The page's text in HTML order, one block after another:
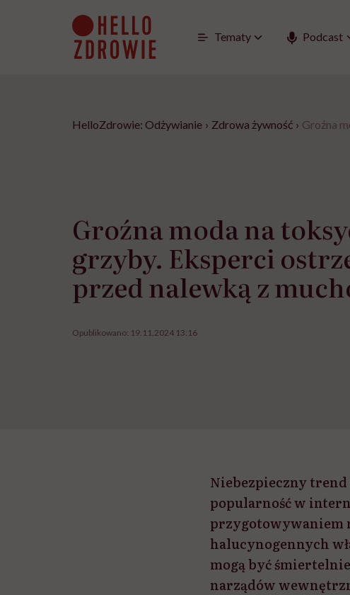
Tematy Podcast
HelloZdrowie: Odżywianie › Zdrowa żywność › Groźna
Groźna moda na
grzyby. Eksperci
przed nalewką z
Opublikowano: 19.11.2024 13:16
Niebezpieczny
popularność w
przygotowywaniem
halucynogennych
mogą być
narządów